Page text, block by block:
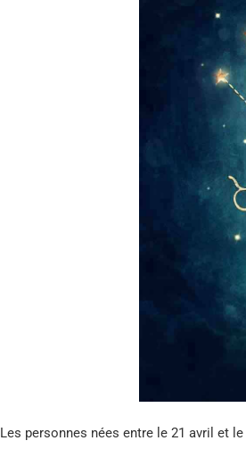
Les personnes nées entre le 21 avril et